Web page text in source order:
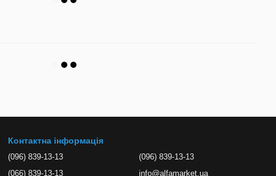
Контактна інформація
(096) 839-13-13
(066) 839-13-13
(096) 839-13-13
info@alfamarket.ua